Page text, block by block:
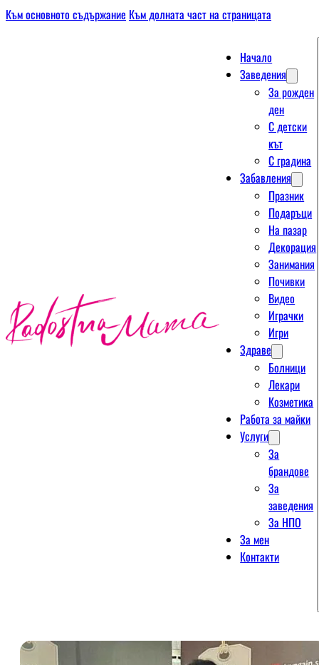
Към основното съдържание Към долната част на страницата
Начало
Заведения
За рожден
ден
С детски
кът
С градина
Забавления
Празник
Подаръци
На пазар
Декорация
Занимания
Почивки
Видео
Играчки
Игри
Здраве
Болници
Лекари
Козметика
Работа за майки
Услуги
За
брандове
За
заведения
За НПО
За мен
Контакти